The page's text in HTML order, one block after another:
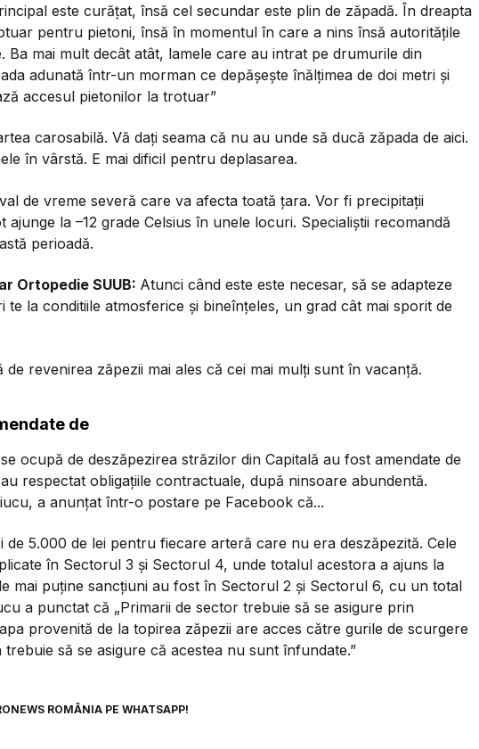
este curățat, însă cel secundar este plin de zăpadă. În dreapta
pentru pietoni, însă în momentul în care a nins însă autoritățile
Ba mai mult decât atât, lamele care au intrat pe drumurile din
adunată într-un morman ce depășește înălțimea de doi metri și
accesul pietonilor la trotuar”
carosabilă. Vă dați seama că nu au unde să ducă zăpada de aici.
în vârstă. E mai dificil pentru deplasarea.
de vreme severă care va afecta toată țara. Vor fi precipitații
ajunge la –12 grade Celsius în unele locuri. Specialiștii recomandă
perioadă.
Ortopedie SUUB: Atunci când este este necesar, să se adapteze
la conditiile atmosferice și bineînțeles, un grad cât mai sporit de
revenirea zăpezii mai ales că cei mai mulți sunt în vacanță.
de
ocupă de deszăpezirea străzilor din Capitală au fost amendate de
respectat obligaţiile contractuale, după ninsoare abundentă.
a anunțat într-o postare pe Facebook că...
de 5.000 de lei pentru fiecare arteră care nu era deszăpezită. Cele
în Sectorul 3 și Sectorul 4, unde totalul acestora a ajuns la
mai puține sancțiuni au fost în Sectorul 2 și Sectorul 6, cu un total
a punctat că „Primarii de sector trebuie să se asigure prin
provenită de la topirea zăpezii are acces către gurile de scurgere
să se asigure că acestea nu sunt înfundate.”
ROMÂNIA PE WHATSAPP!